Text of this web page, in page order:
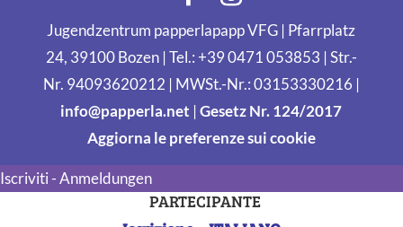
Jugendzentrum papperlapapp VFG | Pfarrplatz
24, 39100 Bozen | Tel.: +39 0471 053853 | Str.-
Nr. 94093620212 | MWSt.-Nr.: 03153330216 |
info@papperla.net |Gesetz Nr. 124/2017
Aggiorna le preferenze sui cookie
Iscriviti - Anmeldungen
PARTECIPANTE